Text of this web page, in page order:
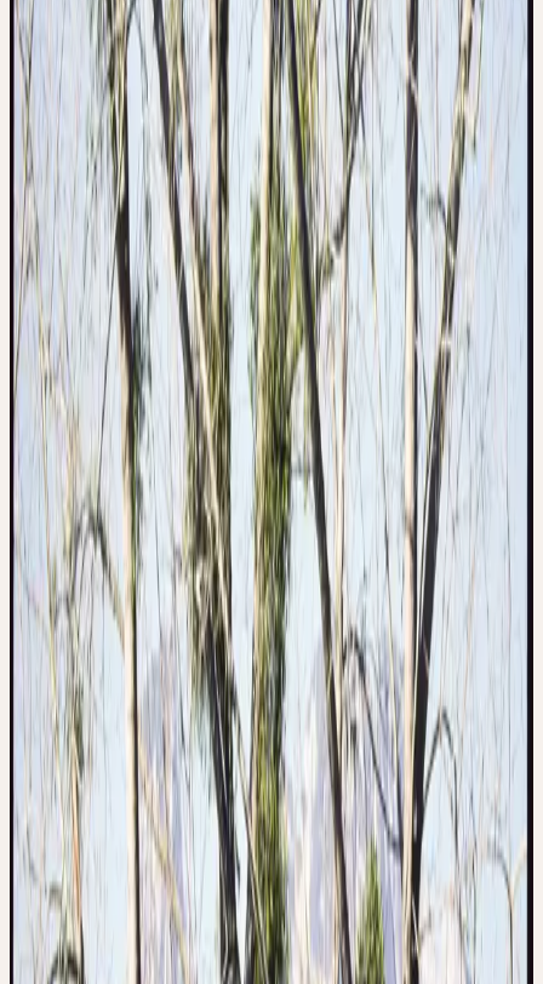
l'air et de l'eau ont participé à son façonnement.
ESSENCE DE LA PLANTE
Calme, apesanteur
Le gui relève de l'élément eau et air et se soustrait au domaine
d'action de la terre et du feu. Par là, il écarte la pression et la
tension de son champ d'action. Il transmet un sentiment de calme
intérieur et d'apesanteur — le stress, les sentiments tendus et un
tempérament échauffé sont étrangers à son essence. En particulier
lors d'hypertension artérielle née de tels états émotionnels, son lien
est évident.
VISCUM ALBUM
, Weisse Mistel
FamilleSantalaceae (Santalacées)
Hauteur20–100 cm Durchmesser (Halbparasit auf Bäumen)
Floraison Février–avril
Mois de récolte November
Habitat Sur feuillus (notamment pommiers, peupliers, tilleuls) ;
hémiparasite
Répartition Europe, Asie occidentale ; fréquent en Suisse en basses
altitudes
Approvisionnement CeresRécolte sauvage CH
Partie utilisée
Plante entière
Noms communs
Weisse Mistel, Laubholz-Mistel, Drudenfuss,
Mistletoe
Signature & Action
DE LA FORME AU POUVOIR DE
GUÉRISON
Sans forces terrestres ni action du feu, le gui écarte la pression et la